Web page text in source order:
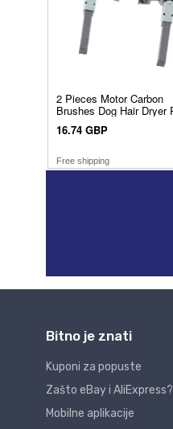
Bitno je znati
Kuponi za popuste
Zašto eBay i AliExpress?
Mobilne aplikacije